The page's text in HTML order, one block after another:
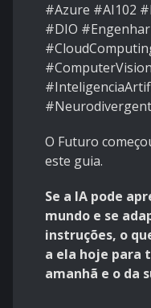
#Azure #AI102
#DIO
O Futuro
este guia.
Se a IA pode
mundo e se
instruções, o
a ela hoje para
amanhã e o da